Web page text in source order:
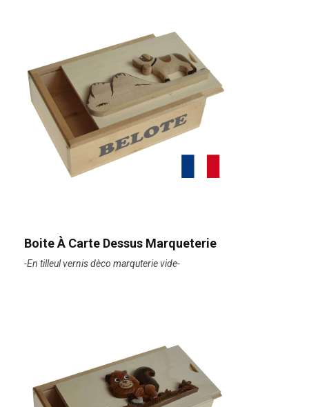
Boite À Carte Dessus Marqueterie
-En tilleul vernis dèco marquterie vide-